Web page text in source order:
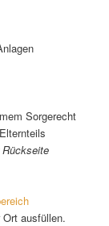
Sorgerecht
ausfüllen.